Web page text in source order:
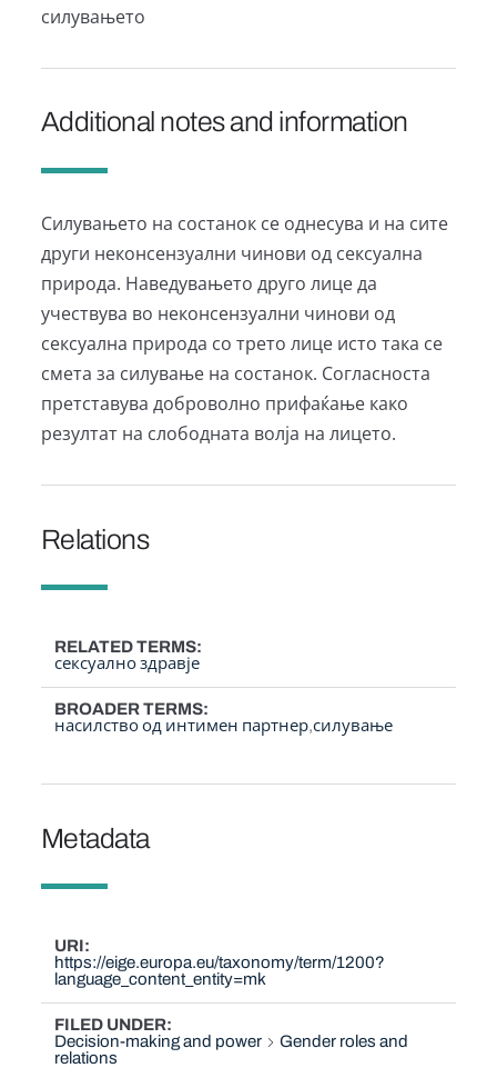
силувањето
Additional notes and information
Силувањето на состанок се однесува и на сите
други неконсензуални чинови од сексуална
природа. Наведувањето друго лице да
учествува во неконсензуални чинови од
сексуална природа со трето лице исто така се
смета за силување на состанок. Согласноста
претставува доброволно прифаќање како
резултат на слободната волја на лицето.
Relations
RELATED TERMS
сексуално здравје
BROADER TERMS
насилство од интимен партнер силување
Metadata
URI
https://eige.europa.eu/taxonomy/term/1200?
language_content_entity=mk
FILED UNDER
Decision-making and power
Gender roles and
relations